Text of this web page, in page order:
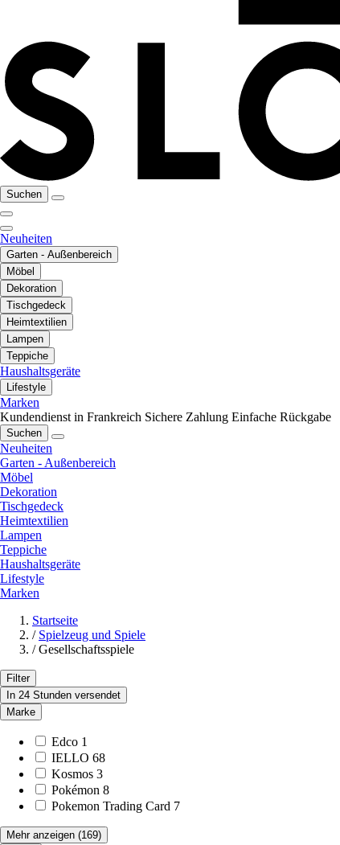
Suchen
Neuheiten
Garten - Außenbereich
Möbel
Dekoration
Tischgedeck
Heimtextilien
Lampen
Teppiche
Haushaltsgeräte
Lifestyle
Marken
Kundendienst in Frankreich Sichere Zahlung Einfache Rückgabe
Suchen
Neuheiten
Garten - Außenbereich
Möbel
Dekoration
Tischgedeck
Heimtextilien
Lampen
Teppiche
Haushaltsgeräte
Lifestyle
Marken
Startseite
/ Spielzeug und Spiele
/ Gesellschaftsspiele
Filter
In 24 Stunden versendet
Marke
Edco 1
IELLO 68
Kosmos 3
Pokémon 8
Pokemon Trading Card 7
Mehr anzeigen (169)